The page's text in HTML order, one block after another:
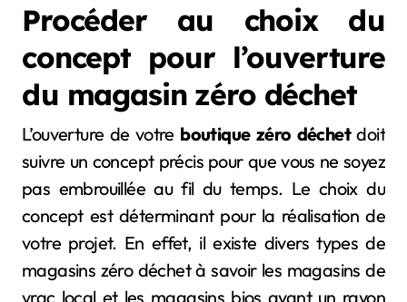
Procéder au choix du
concept pour l’ouverture
du magasin zéro déchet
L’ouverture de votre boutique zéro déchetdoit
suivre un concept précis pour que vous ne soyez
pas embrouillée au fil du temps. Le choix du
concept est déterminant pour la réalisation de
votre projet. En effet, il existe divers types de
magasins zéro déchet à savoir les magasins de
vrac local et les magasins bios ayant un rayon